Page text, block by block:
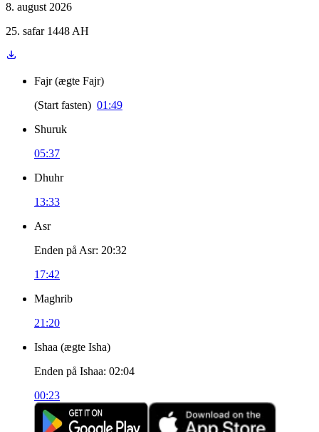
8. august 2026
25. safar 1448 AH
Fajr (ægte Fajr)
(Start fasten) 01:49
Shuruk
05:37
Dhuhr
13:33
Asr
Enden på Asr: 20:32
17:42
Maghrib
21:20
Ishaa (ægte Isha)
Enden på Ishaa: 02:04
00:23